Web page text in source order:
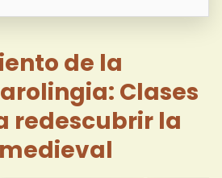
de la
Clases
redescubrir la